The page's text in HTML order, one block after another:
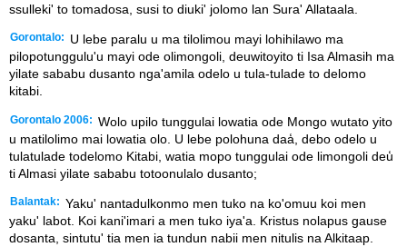
ssulleki' to tomadosa, susi to diuki' jolomo lan Sura' Allataala.
Gorontalo:
U lebe paralu u ma tilolimou mayi lohihilawo ma
pilopotunggulu'u mayi ode olimongoli, deuwitoyito ti Isa Almasih ma
yilate sababu dusanto nga'amila odelo u tula-tulade to delomo
kitabi.
Gorontalo 2006: Wolo upilo tunggulai lowatia ode Mongo wutato yito
u matilolimo mai lowatia olo. U lebe polohuna daa̒, debo odelo u
tulatulade todelomo Kitabi, watia mopo tunggulai ode limongoli deu̒
ti Almasi yilate sababu totoonulalo dusanto;
Balantak: Yaku' nantadulkonmo men tuko na ko'omuu koi men
yaku' labot. Koi kani'imari a men tuko iya'a. Kristus nolapus gause
dosanta, sintutu' tia men ia tundun nabii men nitulis na Alkitaap.